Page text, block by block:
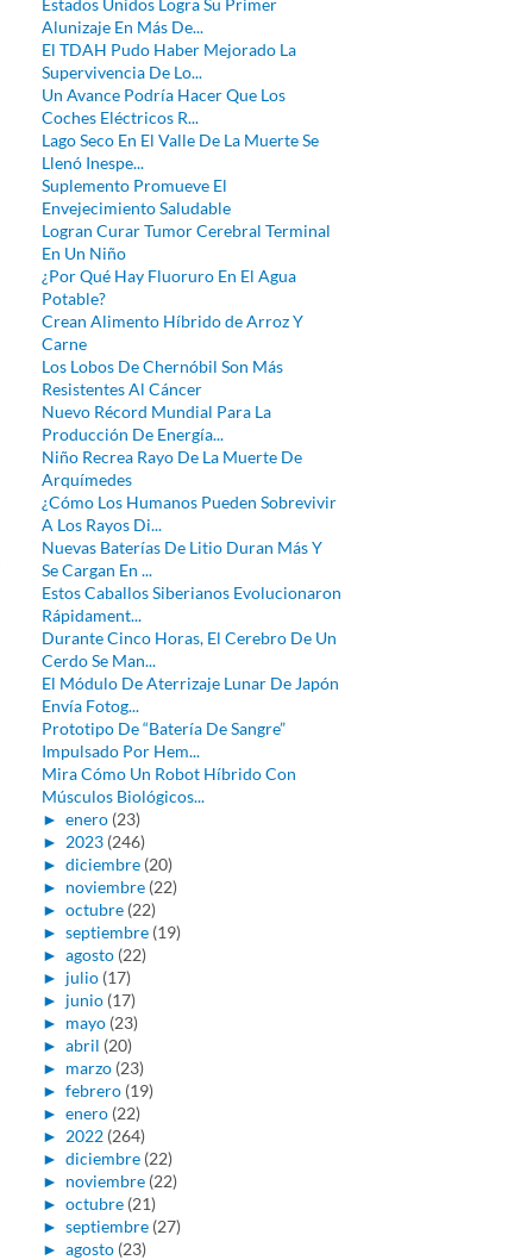
Estados Unidos Logra Su Primer
Alunizaje En Más De...
El TDAH Pudo Haber Mejorado La
Supervivencia De Lo...
Un Avance Podría Hacer Que Los
Coches Eléctricos R...
Lago Seco En El Valle De La Muerte Se
Llenó Inespe...
Suplemento Promueve El
Envejecimiento Saludable
Logran Curar Tumor Cerebral Terminal
En Un Niño
¿Por Qué Hay Fluoruro En El Agua
Potable?
Crean Alimento Híbrido de Arroz Y
Carne
Los Lobos De Chernóbil Son Más
Resistentes Al Cáncer
Nuevo Récord Mundial Para La
Producción De Energía...
Niño Recrea Rayo De La Muerte De
Arquímedes
¿Cómo Los Humanos Pueden Sobrevivir
A Los Rayos Di...
Nuevas Baterías De Litio Duran Más Y
Se Cargan En ...
Estos Caballos Siberianos Evolucionaron
Rápidament...
Durante Cinco Horas, El Cerebro De Un
Cerdo Se Man...
El Módulo De Aterrizaje Lunar De Japón
Envía Fotog...
Prototipo De “Batería De Sangre”
Impulsado Por Hem...
Mira Cómo Un Robot Híbrido Con
Músculos Biológicos...
► enero (23)
► 2023 (246)
► diciembre (20)
► noviembre (22)
► octubre (22)
► septiembre (19)
► agosto (22)
► julio (17)
► junio (17)
► mayo (23)
► abril (20)
► marzo (23)
► febrero (19)
► enero (22)
► 2022 (264)
► diciembre (22)
► noviembre (22)
► octubre (21)
► septiembre (27)
► agosto (23)